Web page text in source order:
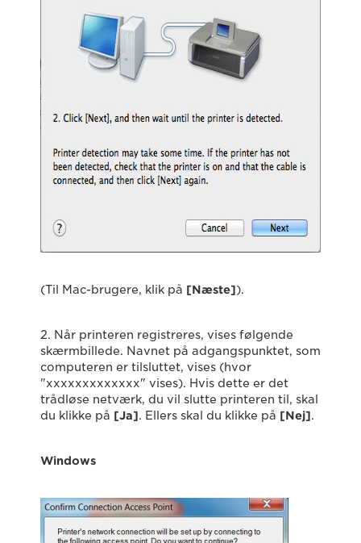
(Til Mac-brugere, klik på [Næste]).
2. Når printeren registreres, vises følgende
skærmbillede. Navnet på adgangspunktet, som
computeren er tilsluttet, vises (hvor
"xxxxxxxxxxxxx" vises). Hvis dette er det
trådløse netværk, du vil slutte printeren til, skal
du klikke på [Ja]. Ellers skal du klikke på [Nej].
Windows